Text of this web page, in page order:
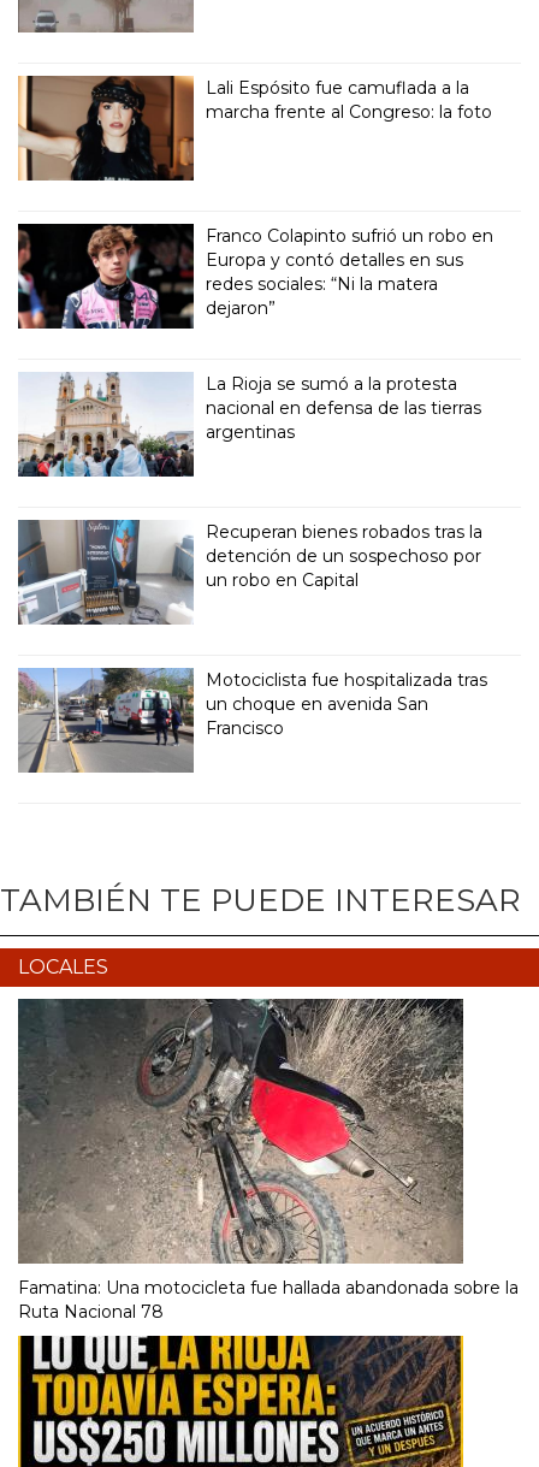
Lali Espósito fue camuflada a la
marcha frente al Congreso: la foto
Franco Colapinto sufrió un robo en
Europa y contó detalles en sus
redes sociales: “Ni la matera
dejaron”
La Rioja se sumó a la protesta
nacional en defensa de las tierras
argentinas
Recuperan bienes robados tras la
detención de un sospechoso por
un robo en Capital
Motociclista fue hospitalizada tras
un choque en avenida San
Francisco
TAMBIÉN TE PUEDE INTERESAR
LOCALES
Famatina: Una motocicleta fue hallada abandonada sobre la
Ruta Nacional 78